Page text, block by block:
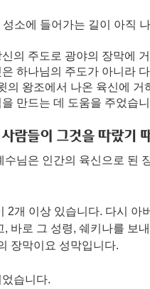
소에 들어가는 길이 아직
의 주도로 광야의 장막에
하나님의 주도가 아니라
의 왕조에서 나온 육신에 거
만드는 데 도움을 주었습
람들이 그것을 따랐기
님은 인간의 육신으로 된
2개 이상 있습니다. 다시 아
바로 그 성령, 쉐키나를 보
장막이요 성막입니다.
습니다.